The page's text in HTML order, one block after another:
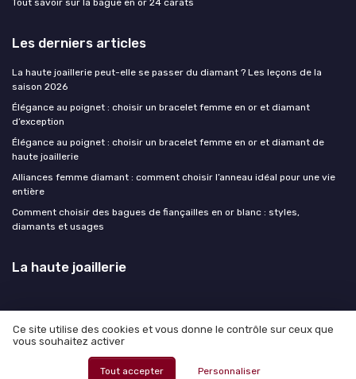
Les derniers articles
La haute joaillerie peut-elle se passer du diamant ? Les leçons de la
saison 2026
Élégance au poignet : choisir un bracelet femme en or et diamant
d’exception
Élégance au poignet : choisir un bracelet femme en or et diamant de
haute joaillerie
Alliances femme diamant : comment choisir l’anneau idéal pour une vie
entière
Comment choisir des bagues de fiançailles en or blanc : styles,
diamants et usages
La haute joaillerie
Mentions légales
© La haute joaillerie 2026
Ce site utilise des cookies et vous donne le contrôle sur ceux que
vous souhaitez activer
Tout accepter Personnaliser